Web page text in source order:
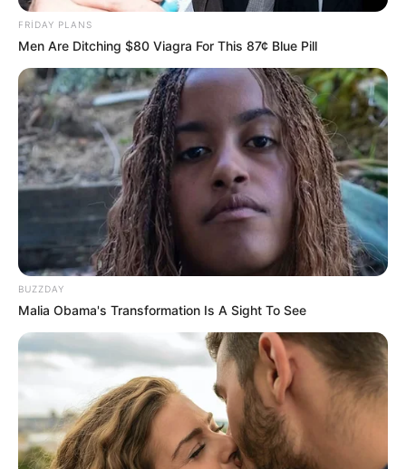
10:35 / 06 Avqust 2026 CƏMİYYƏT
Pensiya alanlara ŞAD xəbər -Tarix
açıqlandı
0
10:32 / 06 Avqust 2026
FRIDAY PLANS
Men Are Ditching $80 Viagra For This 87¢ Blue Pill
BUZZDAY
Malia Obama's Transformation Is A Sight To See